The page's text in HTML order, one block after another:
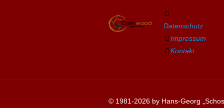
Datenschutz
Impressum
Kontakt
© 1981-2026 by Hans-Georg